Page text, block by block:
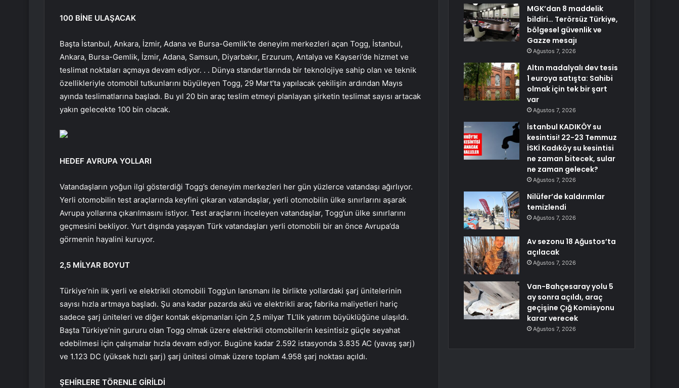
100 BİNE ULAŞACAK
Başta İstanbul, Ankara, İzmir, Adana ve Bursa-Gemlik’te deneyim merkezleri açan Togg, İstanbul,
Ankara, Bursa-Gemlik, İzmir, Adana, Samsun, Diyarbakır, Erzurum, Antalya ve Kayseri’de hizmet ve
teslimat noktaları açmaya devam ediyor. . . Dünya standartlarında bir teknolojiye sahip olan ve teknik
özellikleriyle otomobil tutkunlarını büyüleyen Togg, 29 Mart’ta yapılacak çekilişin ardından Mayıs
ayında teslimatlarına başladı. Bu yıl 20 bin araç teslim etmeyi planlayan şirketin teslimat sayısı artacak
yakın gelecekte 100 bin olacak.
HEDEF AVRUPA YOLLARI
Vatandaşların yoğun ilgi gösterdiği Togg’s deneyim merkezleri her gün yüzlerce vatandaşı ağırlıyor.
Yerli otomobilin test araçlarında keyfini çıkaran vatandaşlar, yerli otomobilin ülke sınırlarını aşarak
Avrupa yollarına çıkarılmasını istiyor. Test araçlarını inceleyen vatandaşlar, Togg’un ülke sınırlarını
geçmesini bekliyor. Yurt dışında yaşayan Türk vatandaşları yerli otomobili bir an önce Avrupa’da
görmenin hayalini kuruyor.
2,5 MİLYAR BOYUT
Türkiye’nin ilk yerli ve elektrikli otomobili Togg’un lansmanı ile birlikte yollardaki şarj ünitelerinin
sayısı hızla artmaya başladı. Şu ana kadar pazarda akü ve elektrikli araç fabrika maliyetleri hariç
sadece şarj üniteleri ve diğer kontak ekipmanları için 2,5 milyar TL’lik yatırım büyüklüğüne ulaşıldı.
Başta Türkiye’nin gururu olan Togg olmak üzere elektrikli otomobillerin kesintisiz güçle seyahat
edebilmesi için çalışmalar hızla devam ediyor. Bugüne kadar 2.592 istasyonda 3.835 AC (yavaş şarj)
ve 1.123 DC (yüksek hızlı şarj) şarj ünitesi olmak üzere toplam 4.958 şarj noktası açıldı.
ŞEHİRLERE TÖRENLE GİRİLDİ
MGK’dan 8 maddelik
bildiri… Terörsüz Türkiye,
bölgesel güvenlik ve
Gazze mesajı
Ağustos 7, 2026
Altın madalyalı dev tesis
1 euroya satışta: Sahibi
olmak için tek bir şart
var
Ağustos 7, 2026
İstanbul KADIKÖY su
kesintisi! 22-23 Temmuz
İSKİ Kadıköy su kesintisi
ne zaman bitecek, sular
ne zaman gelecek?
Ağustos 7, 2026
Nilüfer’de kaldırımlar
temizlendi
Ağustos 7, 2026
Av sezonu 18 Ağustos’ta
açılacak
Ağustos 7, 2026
Van-Bahçesaray yolu 5
ay sonra açıldı, araç
geçişine Çığ Komisyonu
karar verecek
Ağustos 7, 2026